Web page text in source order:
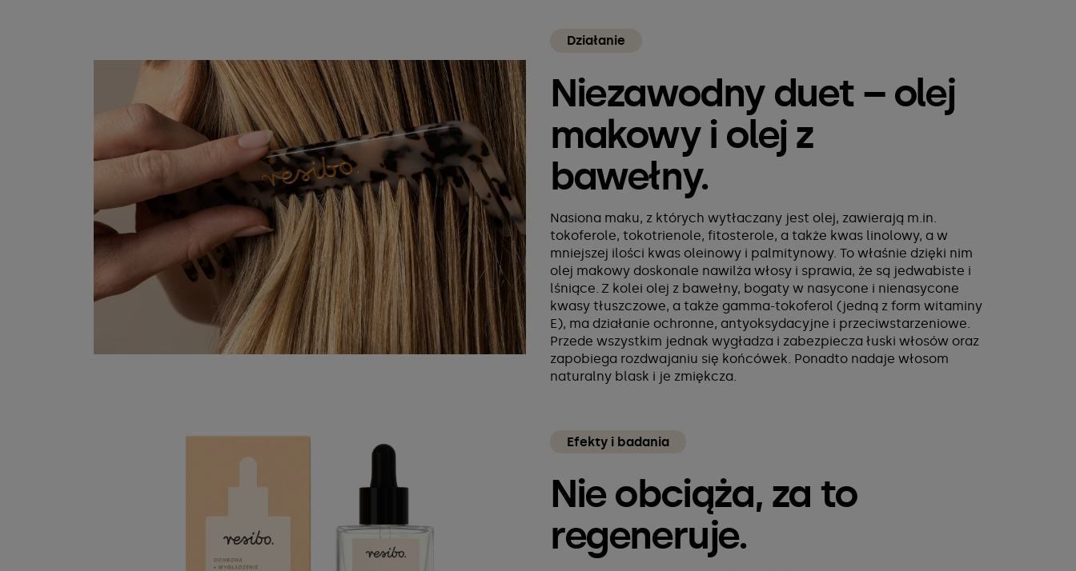
Działanie
Niezawodny duet – olej
makowy i olej z
bawełny.
Nasiona maku, z których wytłaczany jest olej, zawierają m.in.
tokoferole, tokotrienole, fitosterole, a także kwas linolowy, a w
mniejszej ilości kwas oleinowy i palmitynowy. To właśnie dzięki nim
olej makowy doskonale nawilża włosy i sprawia, że są jedwabiste i
lśniące. Z kolei olej z bawełny, bogaty w nasycone i nienasycone
kwasy tłuszczowe, a także gamma-tokoferol (jedną z form witaminy
E), ma działanie ochronne, antyoksydacyjne i przeciwstarzeniowe.
Przede wszystkim jednak wygładza i zabezpiecza łuski włosów oraz
zapobiega rozdwajaniu się końcówek. Ponadto nadaje włosom
naturalny blask i je zmiękcza.
Efekty i badania
Nie obciąża, za to
regeneruje.